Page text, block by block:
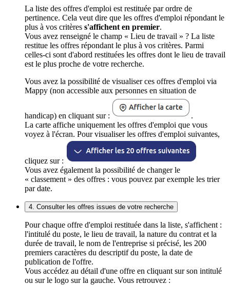
La liste des offres d'emploi est restituée par ordre de
pertinence. Cela veut dire que les offres d'emploi répondant le
plus à vos critères s'affichent en premier.
Vous avez renseigné le champ « Lieu de travail » ? La liste
restitue les offres répondant le plus à vos critères. Parmi
celles-ci sont d'abord restituées les offres dont le lieu de travail
est le plus proche de votre recherche.
Vous avez la possibilité de visualiser ces offres d'emploi via
Mappy (non accessible aux personnes en situation de
handicap) en cliquant sur :
.
La carte affiche uniquement les offres d'emploi que vous
voyez à l'écran. Pour visualiser les offres d'emploi suivantes,
cliquez sur :
Vous avez également la possibilité de changer le
« classement » des offres : vous pouvez par exemple les trier
par date.
4. Consulter les offres issues de votre recherche
Pour chaque offre d'emploi restituée dans la liste, s'affichent :
l'intitulé du poste, le lieu de travail, la nature du contrat et la
durée de travail, le nom de l'entreprise si précisé, les 200
premiers caractères du descriptif du poste, la date de
publication de l'offre.
Vous accédez au détail d'une offre en cliquant sur son intitulé
ou sur le logo sur la gauche. Vous retrouvez :